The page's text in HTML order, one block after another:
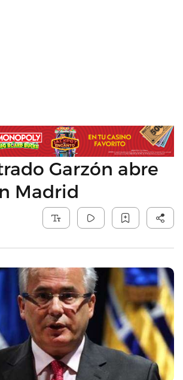
Garzón abre
Madrid